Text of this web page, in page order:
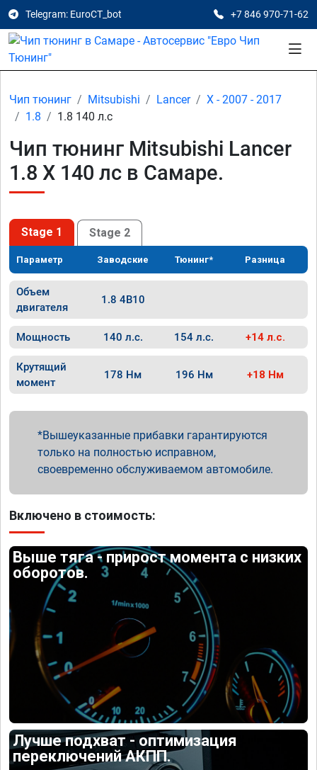
Telegram: EuroCT_bot +7 846 970-71-62
Чип тюнинг Mitsubishi Lancer
X - 2007 - 2017
1.8
1.8 140 л.с
Чип тюнинг Mitsubishi Lancer
1.8 X 140 лс в Самаре.
Stage 1 Stage 2
Параметр Заводские Тюнинг* Разница
Объем
двигателя
1.8 4B10
Мощность 140 л.с. 154 л.с. +14 л.с.
Крутящий
момент
178 Нм 196 Нм +18 Нм
Вышеуказанные прибавки гарантируются
только на полностью исправном,
своевременно обслуживаемом автомобиле.
Включено в стоимость:
Выше тяга - прирост момента с низких
оборотов.
Лучше подхват - оптимизация
переключений АКПП.